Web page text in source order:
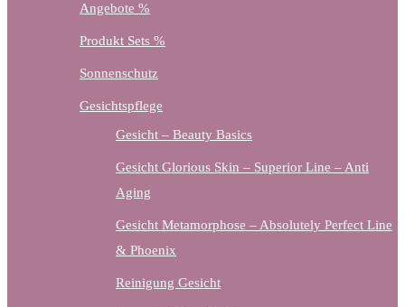
Angebote %
Produkt Sets %
Sonnenschutz
Gesichtspflege
Gesicht – Beauty Basics
Gesicht Glorious Skin – Superior Line – Anti
Aging
Gesicht Metamorphose – Absolutely Perfect Line
& Phoenix
Reinigung Gesicht